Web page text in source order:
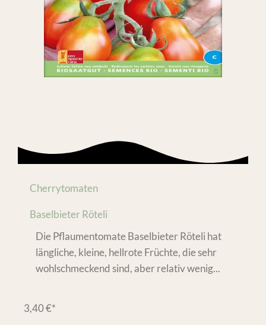
Cherrytomaten
Baselbieter Röteli
Die Pflaumentomate Baselbieter Röteli hat
längliche, kleine, hellrote Früchte, die sehr
wohlschmeckend sind, aber relativ wenig...
3,40€*